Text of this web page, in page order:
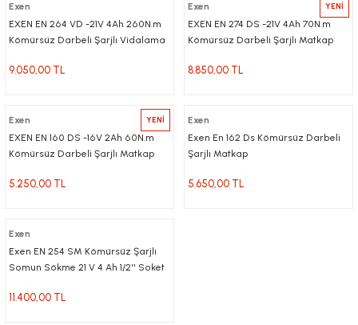
Exen
EXEN EN 264 VD -21V 4Ah 260N.m
Kömürsüz Darbeli Şarjlı Vidalama
9.050,00 TL
YENİ
Exen
EXEN EN 274 DS -21V 4Ah 70N.m
Kömürsüz Darbeli Şarjlı Matkap
8.850,00 TL
YENİ
Exen
EXEN EN 160 DS -16V 2Ah 60N.m
Kömürsüz Darbeli Şarjlı Matkap
5.250,00 TL
Exen
Exen En 162 Ds Kömürsüz Darbeli
Şarjlı Matkap
5.650,00 TL
Exen
Exen EN 254 SM Kömürsüz Şarjlı
Somun Sökme 21 V 4 Ah 1/2'' Soket
11.400,00 TL